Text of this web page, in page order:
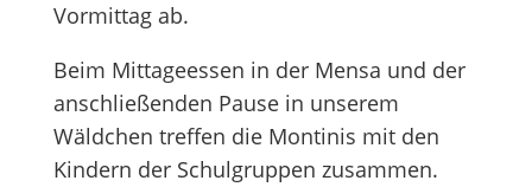
Vormittag ab.
Beim Mittageessen in der Mensa und der
anschließenden Pause in unserem
Wäldchen treffen die Montinis mit den
Kindern der Schulgruppen zusammen.